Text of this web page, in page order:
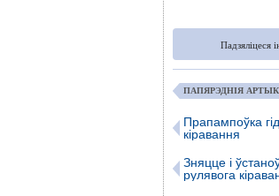
Падзяліцеся
ПАПЯРЭДНІЯ
Прапампоўка
кіравання
Зняцце і
рулявога